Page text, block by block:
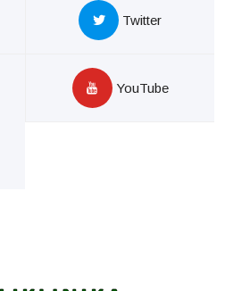
Twitter
YouTube